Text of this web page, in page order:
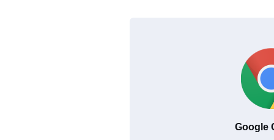
Google